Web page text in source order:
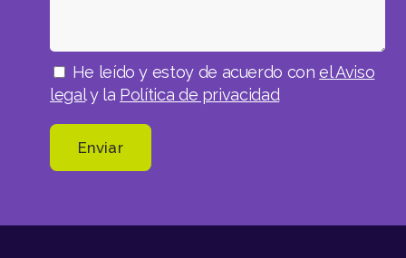
He leído y estoy de acuerdo conel Aviso
legaly la Política de privacidad